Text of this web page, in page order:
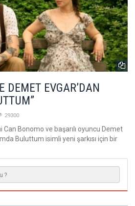
DEMET EVGAR’DAN
29300
Can Bonomo ve başarılı oyuncu Demet
Buluttum isimli yeni şarkısı için bir